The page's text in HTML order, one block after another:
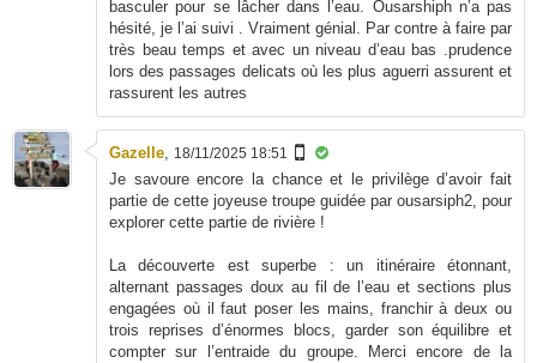
basculer pour se lâcher dans l’eau. Ousarshiph n’a pas
hésité, je l’ai suivi . Vraiment génial. Par contre à faire par
très beau temps et avec un niveau d’eau bas .prudence
lors des passages delicats où les plus aguerri assurent et
rassurent les autres
Gazelle, 18/11/2025 18:51
Je savoure encore la chance et le privilège d’avoir fait
partie de cette joyeuse troupe guidée par ousarsiph2, pour
explorer cette partie de rivière !
La découverte est superbe : un itinéraire étonnant,
alternant passages doux au fil de l’eau et sections plus
engagées où il faut poser les mains, franchir à deux ou
trois reprises d’énormes blocs, garder son équilibre et
compter sur l’entraide du groupe. Merci encore de la